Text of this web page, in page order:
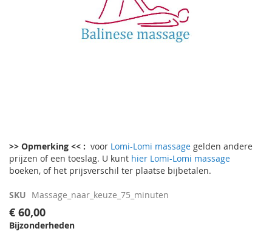
naar
het
begin
de
afbeeldingen-
gallerij
>> Opmerking << : voor Lomi-Lomi massage gelden andere
prijzen of een toeslag. U kunt hier Lomi-Lomi massage
boeken, of het prijsverschil ter plaatse bijbetalen.
SKU Massage_naar_keuze_75_minuten
€ 60,00
Bijzonderheden